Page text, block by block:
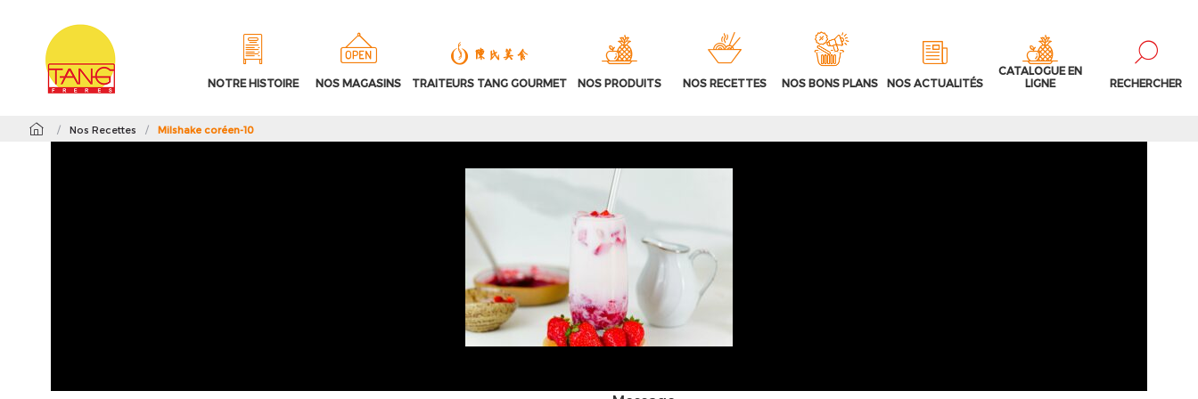
NOTRE HISTOIRE NOS MAGASINS TRAITEURS TANG GOURMET NOS PRODUITS NOS RECETTES NOS BONS PLANS NOS ACTUALITÉS
CATALOGUE EN
LIGNE
RECHERCHER
/ Nos Recettes / Milshake coréen-10